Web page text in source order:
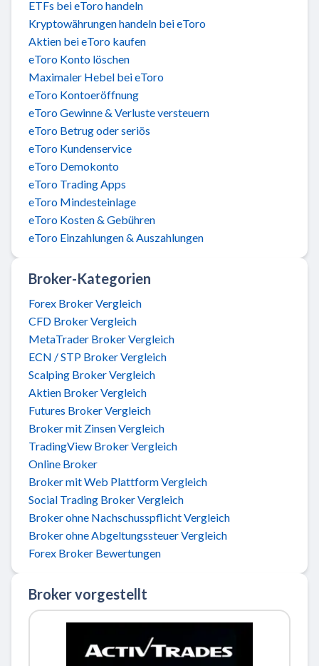
ETFs bei eToro handeln
Kryptowährungen handeln bei eToro
Aktien bei eToro kaufen
eToro Konto löschen
Maximaler Hebel bei eToro
eToro Kontoeröffnung
eToro Gewinne & Verluste versteuern
eToro Betrug oder seriös
eToro Kundenservice
eToro Demokonto
eToro Trading Apps
eToro Mindesteinlage
eToro Kosten & Gebühren
eToro Einzahlungen & Auszahlungen
Broker-Kategorien
Forex Broker Vergleich
CFD Broker Vergleich
MetaTrader Broker Vergleich
ECN / STP Broker Vergleich
Scalping Broker Vergleich
Aktien Broker Vergleich
Futures Broker Vergleich
Broker mit Zinsen Vergleich
TradingView Broker Vergleich
Online Broker
Broker mit Web Plattform Vergleich
Social Trading Broker Vergleich
Broker ohne Nachschusspflicht Vergleich
Broker ohne Abgeltungssteuer Vergleich
Forex Broker Bewertungen
Broker vorgestellt
Zu ActivTrades